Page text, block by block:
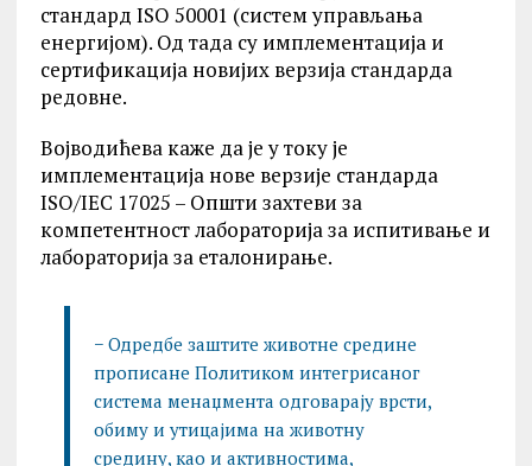
стандард ISO 50001 (систем управљања
енергијом). Од тада су имплементација и
сертификација новијих верзија стандарда
редовне.
Војводићева каже да је у току је
имплементација нове верзије стандарда
ISO/IEC 17025 – Општи захтеви за
компетентност лабораторија за испитивање и
лабораторија за еталонирање.
− Одредбе заштите животне средине
прописане Политиком интегрисаног
система менаџмента одговарају врсти,
обиму и утицајима на животну
средину, као и активностима,